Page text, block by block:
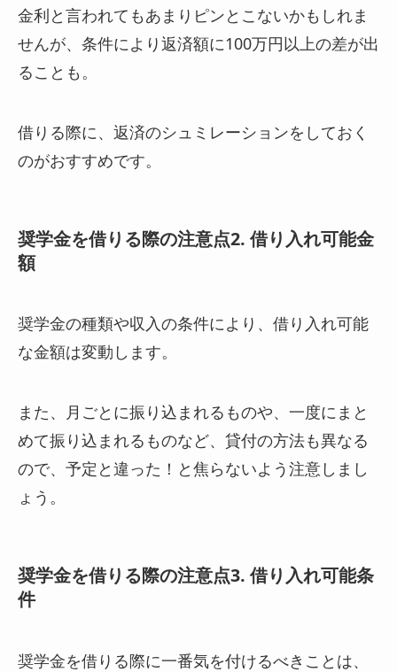
金利と言われてもあまりピンとこないかもしれま
せんが、条件により返済額に100万円以上の差が出
ることも。
借りる際に、返済のシュミレーションをしておく
のがおすすめです。
奨学金を借りる際の注意点2. 借り入れ可能金
額
奨学金の種類や収入の条件により、借り入れ可能
な金額は変動します。
また、月ごとに振り込まれるものや、一度にまと
めて振り込まれるものなど、貸付の方法も異なる
ので、予定と違った！と焦らないよう注意しまし
ょう。
奨学金を借りる際の注意点3. 借り入れ可能条
件
奨学金を借りる際に一番気を付けるべきことは、